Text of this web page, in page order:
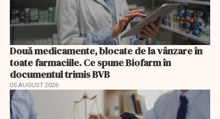
Două medicamente, blocate de la vânzare în
toate farmaciile. Ce spune Biofarm în
documentul trimis BVB
05 AUGUST 2026